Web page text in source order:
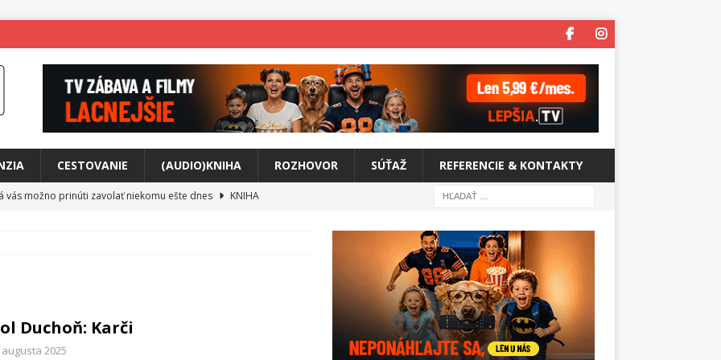
CESTOVANIE (AUDIO)KNIHA ROZHOVOR SÚŤAŽ REFERENCIE & KONTAKTY
vás možno prinúti zavolať niekomu ešte dnes
KNIHA
svet plný tajomstiev
FILM
Duchoň: Karči
augusta 2025